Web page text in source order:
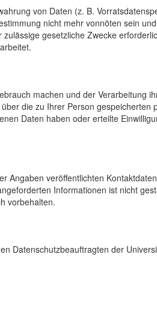
von Daten (z. B.
nicht mehr vonnöten sein
gesetzliche Zwecke
machen und der Verarbeitung
die zu Ihrer Person
Daten haben oder erteilte
Angaben veröffentlichten
Informationen ist nicht
vorbehalten.
Datenschutzbeauftragten der